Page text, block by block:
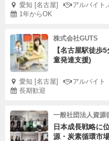
愛知 [名古屋] アルバイト,
1年からOK
株式会社GUTS
【名古屋駅徒歩
童発達支援)
愛知 [名古屋] アルバイト
長期歓迎
一般社団法人資源
日本成長戦略に
源・炭素循環市